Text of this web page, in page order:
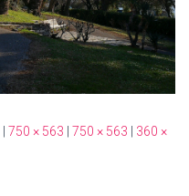
| 750 × 563 | 750 × 563 | 360 ×